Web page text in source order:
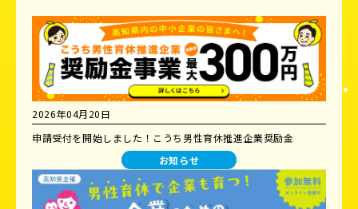
2026年04月20日
申請受付を開始しました！こうち男性育休推進企業奨励金
お知らせ